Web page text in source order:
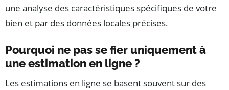
une analyse des caractéristiques spécifiques de votre
bien et par des données locales précises.
Pourquoi ne pas se fier uniquement à
une estimation en ligne ?
Les estimations en ligne se basent souvent sur des